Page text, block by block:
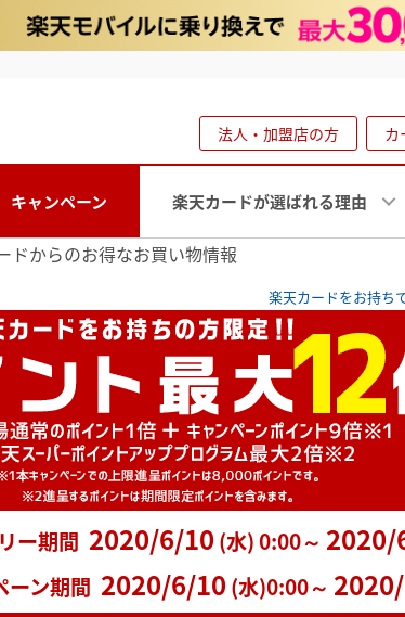
法人・加盟店の方 カ
キャンペーン 楽天カードが選ばれる理由
ドからのお得なお買い物情報
楽天カードをお持ち
ー期間 2020/6/10 (水)0:00～ 2020/
ーン期間 2020/6/10 (水)0:00～